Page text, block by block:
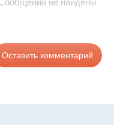
не найдены
Оставить комментарий